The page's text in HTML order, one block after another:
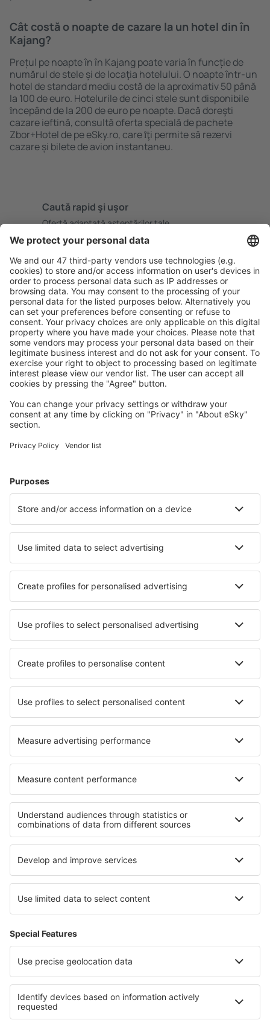
Cât costă o noapte de cazare la un hotel din în
Kajang?
Prețul pe noapte în în Kajang poate varia în funcție de
numărul de stele și de locaţia hotelului. O noapte într-un
hotel de standard mediu costă de la aproximativ 50 până
la 100 de euro. Hotelurile de cinci stele sunt disponibile
ȋncepând de la 200 de euro pe noapte. Dacă doreşti
cazare ieftină, consultă oferta specială de pachete
Zbor+Hotel de pe eSky.ro, care ȋţi permite să rezervi
cazare și bilete de avion instantaneu.
Caută rapid şi uşor
Ofertă adaptată aşteptărilor tale.
Planifică ȋn siguranţă
Rezervare fără griji cu opțiune gratuită de anulare.
Economiseşte mai mult
Prețuri atractive și oferte speciale pentru utilizatorii
conectați.
Cazarea preferată
Alege din peste 1,3 mil. de opţiuni: hoteluri, cabane,
Cele mai căutate hoteluri de către utilizatorii eSky
Hoteluri în Kuala Lumpur
Hoteluri în Ipoh Hoteluri în George Town
Hoteluri în Johor Bahru Hoteluri în Kuala Rompin
Hoteluri Perhentian Hoteluri în Sitiawan
Cele mai bune hoteluri - orașe
Hoteluri Sibay Hoteluri în Tarbena
Hoteluri în Dingolfing Hoteluri în Petrovice
Hoteluri în Solofra Hoteluri în Jonaker
Cele mai bune hoteluri - regiuni
Hoteluri in Langkawi Hoteluri in Penang
Hoteluri in Malaysian Borneo Hoteluri În Dolj județul
Hoteluri in Saxonia-Anhalt
Hoteluri in Los Padres National Forest